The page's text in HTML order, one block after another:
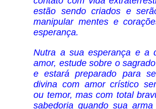
estão sendo criados e
manipular mentes e
esperança.
Nutra a sua esperança e a
amor, estude sobre o
e estará preparado para
divina com amor crístico
ou temor, mas com total
sabedoria quando sua